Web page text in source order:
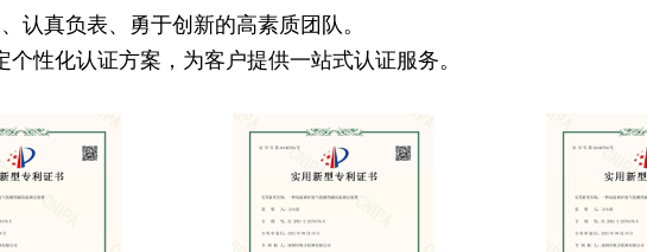
环保、健康及行业标准要求‌。
认真负表、勇于创新的高素质团队。
性化认证方案，为客户提供一站式认证服务。